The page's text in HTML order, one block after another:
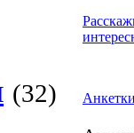
(32)